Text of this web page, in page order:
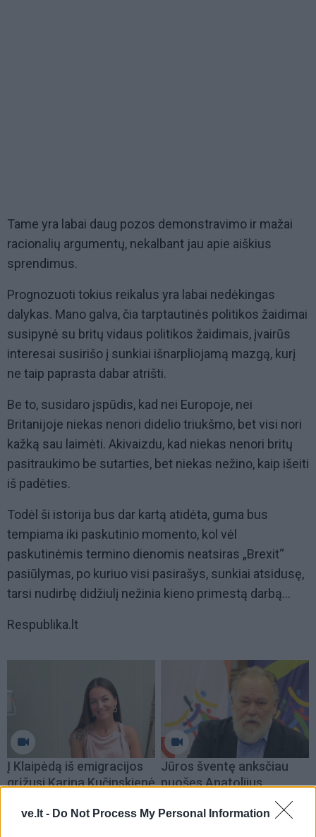
ve.lt - Do Not Process My Personal Information
Tame yra labai daug pozos demonstravimo ir mažai
racionalių argumentų, nekalbant jau apie aiškius
sprendimus.
Prognozuoti tokius reikalus yra labai nedėkingas
dalykas. Mano galva, čia tarptautinės politikos žaidimai
susipynė su britų vidaus politikos žaidimais, įvairūs
interesai susirišo į sunkiai išnarpliojamą mazgą, kurį
ne taip paprasta dabar atrišti.
Be to, susidaro įspūdis, kad nei Europoje, nei
Britanijoje niekas nenori didelio triukšmo, bet visi nori
kažką sau laimėti. Akivaizdu, kad niekas nenori britų
pasitraukimo be sutarties, bet niekas nežino, kaip išeiti
iš padėties.
Todėl ši istorija bus dar kartą atidėta, guma bus
tempiama iki paskutinio momento, kol vėl
paskutinėmis termino dienomis neatsiras „Brexit“
pasiūlymas, po kuriuo visi pasirašys, sunkiai atsidusę,
tarsi nudirbę didžiulį nežinia kieno primestą darbą...
Respublika.lt
Į Klaipėdą iš emigracijos
grįžusi Karina Kučinskienė
norą
Jūros šventę anksčiau
puošęs Anatolijus
Klemencovas: gal jau
užtenka